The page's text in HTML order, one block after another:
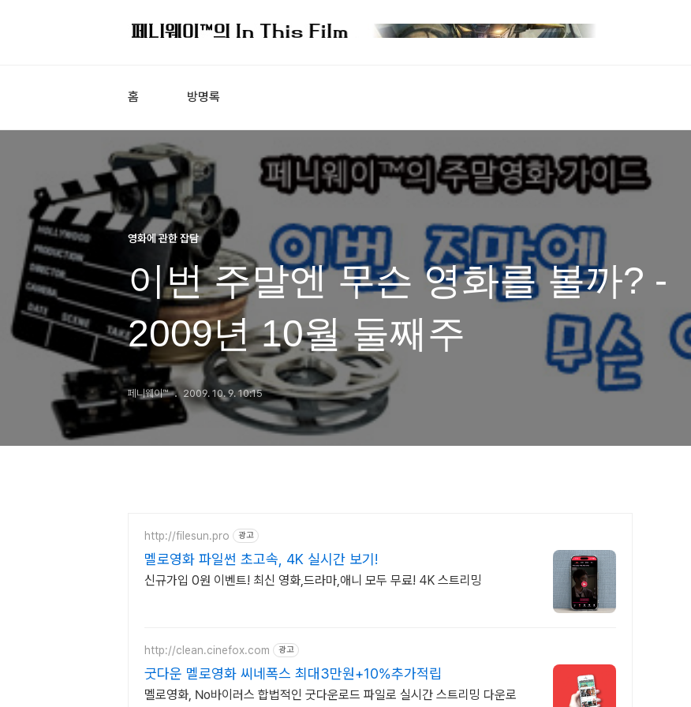
홈 방명록
영화에 관한 잡담
이번 주말엔 무슨 영화를 볼까? -
2009년 10월 둘째주
페니웨이™ 2009. 10. 9. 10:15
http://filesun.pro 광고
멜로영화 파일썬 초고속, 4K 실시간 보기!
신규가입 0원 이벤트! 최신 영화,드라마,애니 모두 무료! 4K 스트리밍
http://clean.cinefox.com 광고
굿다운 멜로영화 씨네폭스 최대3만원+10%추가적립
멜로영화, No바이러스 합법적인 굿다운로드 파일로 실시간 스트리밍 다운로